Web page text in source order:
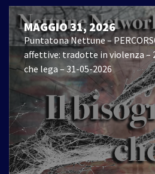
MAGGIO 31, 2026
Puntatona Nettune –
affettive: tradotte in violenza –
che lega – 31-05-2026